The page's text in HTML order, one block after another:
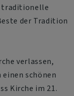
traditionelle
der Tradition
verlassen,
schönen
Kirche im 21.